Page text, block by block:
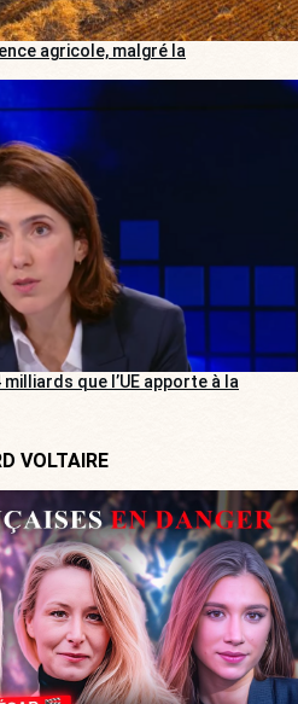
agricole, malgré la
que l’UE apporte à la
VOLTAIRE